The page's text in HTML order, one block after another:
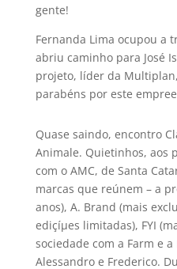
gente!
Fernanda Lima ocupou a
abriu caminho para José
projeto, lí­der da
parabéns por este
Quase saindo, encontro
Animale. Quietinhos, aos
com o AMC, de Santa
marcas que reúnem – a
anos), A. Brand (mais
ediçíµes limitadas), FYI
sociedade com a Farm e
Alessandro e Frederico.